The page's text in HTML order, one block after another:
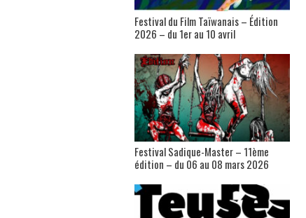
Festival du Film Taïwanais – Édition
2026 – du 1er au 10 avril
Festival Sadique-Master – 11ème
édition – du 06 au 08 mars 2026